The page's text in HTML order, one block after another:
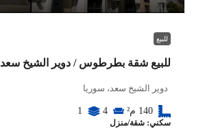
للبيع
للبيع شقة بطرطوس / دوير الشيخ سعد
دوير الشيخ سعد، سوريا
140 م² 4
1
سكني: شقة/منزل